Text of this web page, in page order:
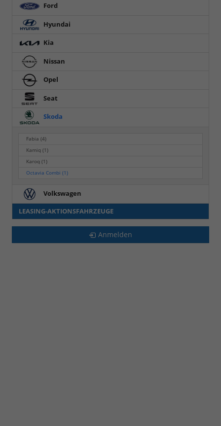
Ford
Hyundai
Kia
Nissan
Opel
Seat
Skoda
Fabia(4)
Kamiq(1)
Karoq(1)
Octavia Combi(1)
Volkswagen
LEASING-AKTIONSFAHRZEUGE
Anmelden